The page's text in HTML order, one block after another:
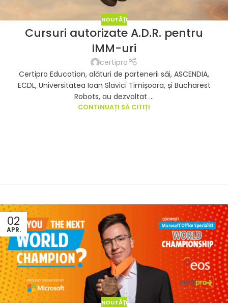
NOUTĂȚI
Cursuri autorizate A.D.R. pentru
IMM-uri
certipro
Certipro Education, alături de partenerii săi, ASCENDIA,
ECDL, Universitatea Ioan Slavici Timișoara, și Bucharest
Robots, au dezvoltat ...
CONTINUAȚI SĂ CITIȚI
02
APR.
NOUTĂȚI